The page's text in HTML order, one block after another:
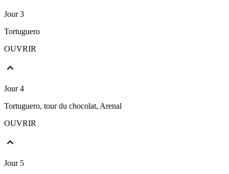
Jour 3
Tortuguero
OUVRIR
Jour 4
Tortuguero, tour du chocolat, Arenal
OUVRIR
Jour 5